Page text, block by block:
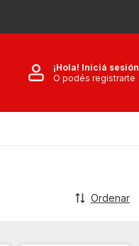
¡Hola! Iniciá sesión
O podés registrarte
Ordenar